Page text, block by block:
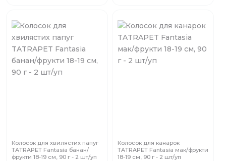
Колосок для хвилястих папуг
TATRAPET Fantasia банан/
фрукти 18-19 см, 90 г - 2 шт/уп
Колосок для канарок
TATRAPET Fantasia мак/фрукти
18-19 см, 90 г - 2 шт/уп